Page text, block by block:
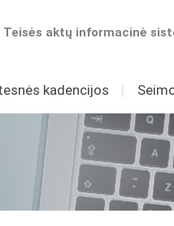
Teisės aktų informacinė
kadencijos I